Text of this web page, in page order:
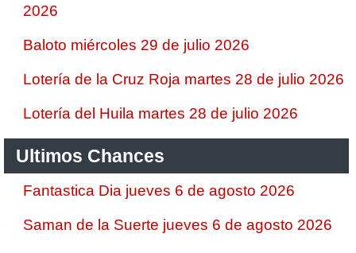
2026
Baloto miércoles 29 de julio 2026
Lotería de la Cruz Roja martes 28 de julio 2026
Lotería del Huila martes 28 de julio 2026
Ultimos Chances
Fantastica Dia jueves 6 de agosto 2026
Saman de la Suerte jueves 6 de agosto 2026